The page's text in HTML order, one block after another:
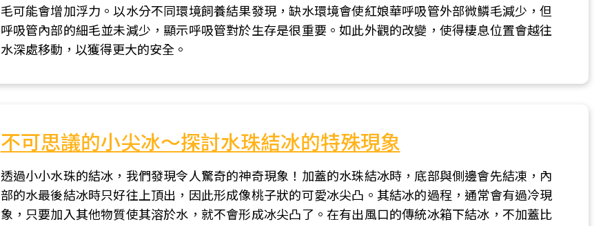
毛可能會增加浮力。以水分不同環境飼養結果發現，缺水環境會使紅娘華呼吸管外部微鱗毛減少，但
呼吸管內部的細毛並未減少，顯示呼吸管對於生存是很重要。如此外觀的改變，使得棲息位置會越往
水深處移動，以獲得更大的安全。
不可思議的小尖冰～探討水珠結冰的特殊現象
透過小小水珠的結冰，我們發現令人驚奇的神奇現象！加蓋的水珠結冰時，底部與側邊會先結凍，內
部的水最後結冰時只好往上頂出，因此形成像桃子狀的可愛冰尖凸。其結冰的過程，通常會有過冷現
象，只要加入其他物質使其溶於水，就不會形成冰尖凸了。在有出風口的傳統冰箱下結冰，不加蓋比